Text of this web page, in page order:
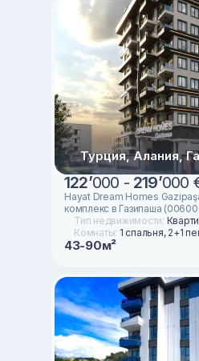
Турция, Алания,
122’000 - 219’000
Hayat Dream Homes
комплекс в Газипаша
Тип недвижимости:
Комнаты: 1 спальня, 2+1
43-90м²